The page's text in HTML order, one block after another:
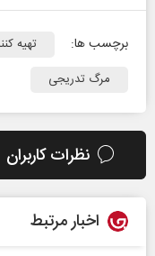
برچسب ها: تهیه
مرگ تدریجی
نظرات کاربران
اخبار مرتبط